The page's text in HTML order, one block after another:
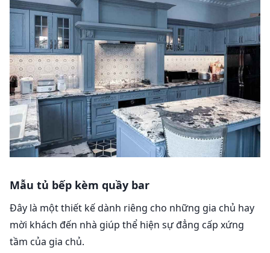
Mẫu tủ bếp kèm quầy bar
Đây là một thiết kế dành riêng cho những gia chủ hay
mời khách đến nhà giúp thể hiện sự đẳng cấp xứng
tầm của gia chủ.